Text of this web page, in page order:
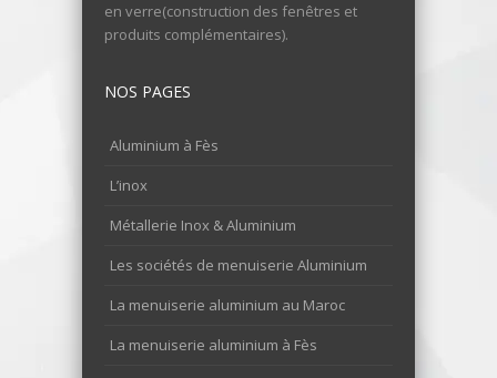
en verre(construction des fenêtres et
produits complémentaires).
NOS PAGES
Aluminium à Fès
L’inox
Métallerie Inox & Aluminium
Les sociétés de menuiserie Aluminium
La menuiserie aluminium au Maroc
La menuiserie aluminium à Fès